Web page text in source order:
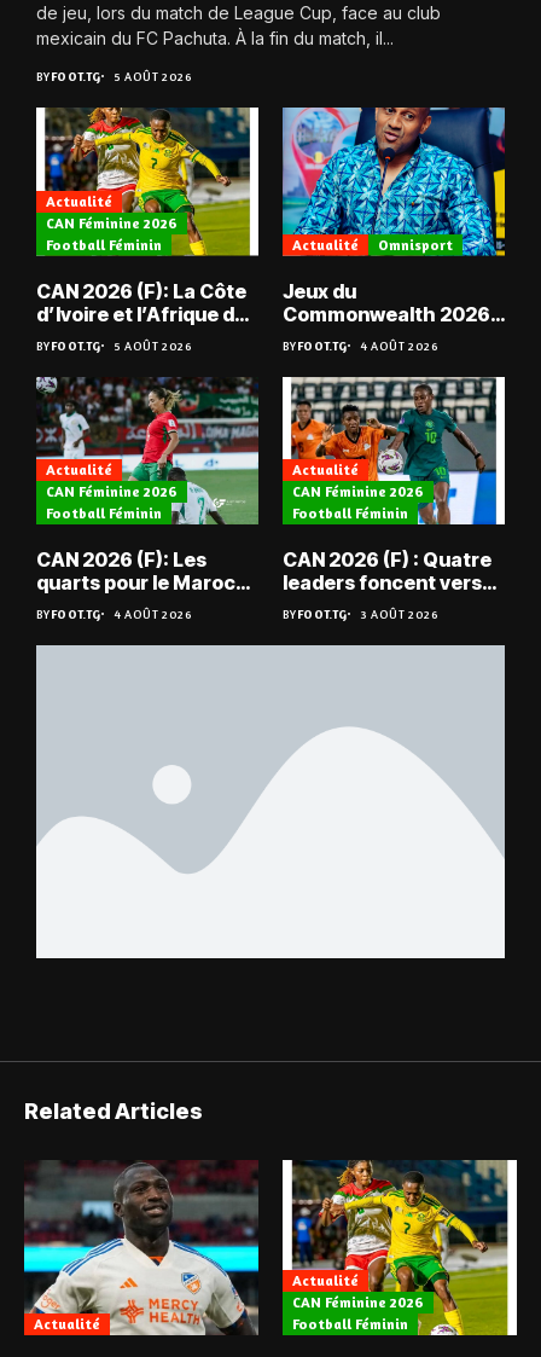
de jeu, lors du match de League Cup, face au club
mexicain du FC Pachuta. À la fin du match, il...
BYFOOT.TG 5 AOÛT 2026
Actualité
CAN Féminine 2026
Football Féminin
CAN 2026 (F): La Côte
d’Ivoire et l’Afrique du
Sud en quarts
BYFOOT.TG 5 AOÛT 2026
Actualité Omnisport
Jeux du
Commonwealth 2026 :
« Les médailles ne
tombent pas du ciel »,
Benjamin Boukpeti
BYFOOT.TG 4 AOÛT 2026
Actualité
CAN Féminine 2026
Football Féminin
CAN 2026 (F): Les
quarts pour le Maroc
et l’Algérie
BYFOOT.TG 4 AOÛT 2026
Actualité
CAN Féminine 2026
Football Féminin
CAN 2026 (F) : Quatre
leaders foncent vers
les quarts
BYFOOT.TG 3 AOÛT 2026
Related Articles
Actualité
Actualité
CAN Féminine 2026
Football Féminin